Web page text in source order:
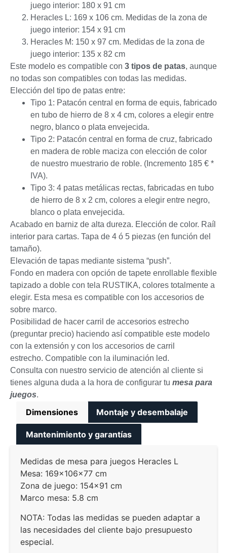
juego interior: 180 x 91 cm
Heracles L: 169 x 106 cm. Medidas de la zona de
juego interior: 154 x 91 cm
Heracles M: 150 x 97 cm. Medidas de la zona de
juego interior: 135 x 82 cm
Este modelo es compatible con 3 tipos de patas, aunque
no todas son compatibles con todas las medidas.
Elección del tipo de patas entre:
Tipo 1: Patacón central en forma de equis, fabricado
en tubo de hierro de 8 x 4 cm, colores a elegir entre
negro, blanco o plata envejecida.
Tipo 2: Patacón central en forma de cruz, fabricado
en madera de roble maciza con elección de color
de nuestro muestrario de roble. (Incremento 185 € *
IVA).
Tipo 3: 4 patas metálicas rectas, fabricadas en tubo
de hierro de 8 x 2 cm, colores a elegir entre negro,
blanco o plata envejecida.
Acabado en barniz de alta dureza. Elección de color. Raíl
interior para cartas. Tapa de 4 ó 5 piezas (en función del
tamaño).
Elevación de tapas mediante sistema “push”.
Fondo en madera con opción de tapete enrollable flexible
tapizado a doble con tela RUSTIKA, colores totalmente a
elegir. Esta mesa es compatible con los accesorios de
sobre marco.
Posibilidad de hacer carril de accesorios estrecho
(preguntar precio) haciendo así compatible este modelo
con la extensión y con los accesorios de carril
estrecho. Compatible con la iluminación led.
Consulta con nuestro servicio de atención al cliente si
tienes alguna duda a la hora de configurar tu mesa para
juegos.
Dimensiones Montaje y desembalaje
Mantenimiento y garantías
Medidas de mesa para juegos Heracles L
Mesa: 169x106x77 cm
Zona de juego: 154×91 cm
Marco mesa: 5.8 cm
NOTA: Todas las medidas se pueden adaptar a
las necesidades del cliente bajo presupuesto
especial.